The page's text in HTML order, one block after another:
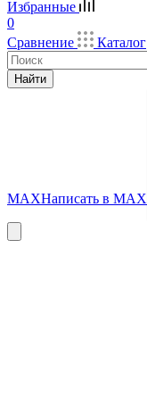
Избранные
0
Сравнение
Каталог
Найти
MAXНаписать в MAX